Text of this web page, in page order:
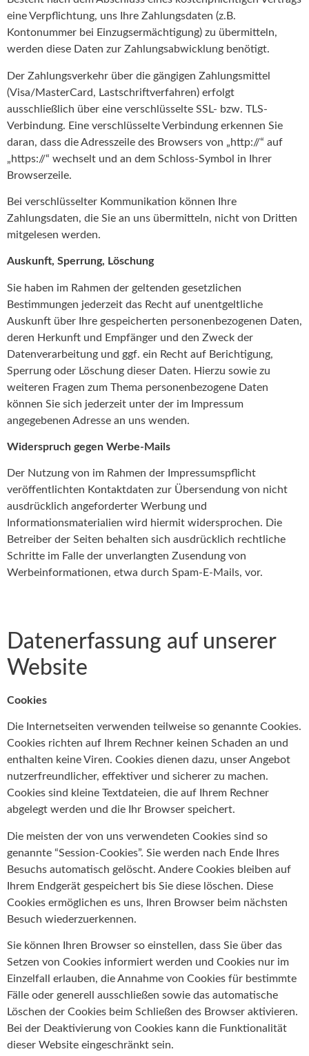
eine Verpflichtung, uns Ihre Zahlungsdaten (z.B.
Kontonummer bei Einzugsermächtigung) zu übermitteln,
werden diese Daten zur Zahlungsabwicklung benötigt.
Der Zahlungsverkehr über die gängigen Zahlungsmittel
(Visa/MasterCard, Lastschriftverfahren) erfolgt
ausschließlich über eine verschlüsselte SSL- bzw. TLS-
Verbindung. Eine verschlüsselte Verbindung erkennen Sie
daran, dass die Adresszeile des Browsers von „http://“ auf
„https://“ wechselt und an dem Schloss-Symbol in Ihrer
Browserzeile.
Bei verschlüsselter Kommunikation können Ihre
Zahlungsdaten, die Sie an uns übermitteln, nicht von Dritten
mitgelesen werden.
Auskunft, Sperrung, Löschung
Sie haben im Rahmen der geltenden gesetzlichen
Bestimmungen jederzeit das Recht auf unentgeltliche
Auskunft über Ihre gespeicherten personenbezogenen Daten,
deren Herkunft und Empfänger und den Zweck der
Datenverarbeitung und ggf. ein Recht auf Berichtigung,
Sperrung oder Löschung dieser Daten. Hierzu sowie zu
weiteren Fragen zum Thema personenbezogene Daten
können Sie sich jederzeit unter der im Impressum
angegebenen Adresse an uns wenden.
Widerspruch gegen Werbe-Mails
Der Nutzung von im Rahmen der Impressumspflicht
veröffentlichten Kontaktdaten zur Übersendung von nicht
ausdrücklich angeforderter Werbung und
Informationsmaterialien wird hiermit widersprochen. Die
Betreiber der Seiten behalten sich ausdrücklich rechtliche
Schritte im Falle der unverlangten Zusendung von
Werbeinformationen, etwa durch Spam-E-Mails, vor.
Datenerfassung auf unserer
Website
Cookies
Die Internetseiten verwenden teilweise so genannte Cookies.
Cookies richten auf Ihrem Rechner keinen Schaden an und
enthalten keine Viren. Cookies dienen dazu, unser Angebot
nutzerfreundlicher, effektiver und sicherer zu machen.
Cookies sind kleine Textdateien, die auf Ihrem Rechner
abgelegt werden und die Ihr Browser speichert.
Die meisten der von uns verwendeten Cookies sind so
genannte “Session-Cookies”. Sie werden nach Ende Ihres
Besuchs automatisch gelöscht. Andere Cookies bleiben auf
Ihrem Endgerät gespeichert bis Sie diese löschen. Diese
Cookies ermöglichen es uns, Ihren Browser beim nächsten
Besuch wiederzuerkennen.
Sie können Ihren Browser so einstellen, dass Sie über das
Setzen von Cookies informiert werden und Cookies nur im
Einzelfall erlauben, die Annahme von Cookies für bestimmte
Fälle oder generell ausschließen sowie das automatische
Löschen der Cookies beim Schließen des Browser aktivieren.
Bei der Deaktivierung von Cookies kann die Funktionalität
dieser Website eingeschränkt sein.